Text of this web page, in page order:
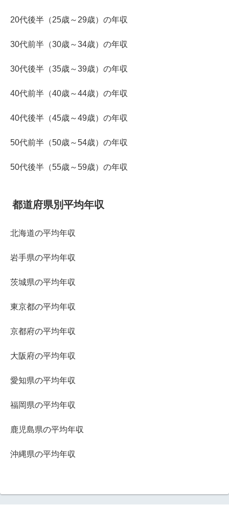
20代後半（25歳～29歳）の年収
30代前半（30歳～34歳）の年収
30代後半（35歳～39歳）の年収
40代前半（40歳～44歳）の年収
40代後半（45歳～49歳）の年収
50代前半（50歳～54歳）の年収
50代後半（55歳～59歳）の年収
都道府県別平均年収
北海道の平均年収
岩手県の平均年収
茨城県の平均年収
東京都の平均年収
京都府の平均年収
大阪府の平均年収
愛知県の平均年収
福岡県の平均年収
鹿児島県の平均年収
沖縄県の平均年収